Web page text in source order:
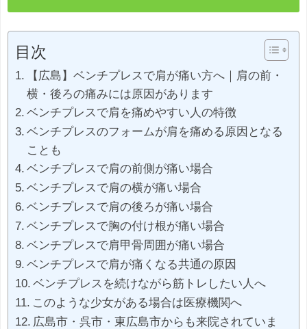
目次
【広島】ベンチプレスで肩が痛い方へ｜肩の前・
横・後ろの痛みには原因があります
ベンチプレスで肩を痛めやすい人の特徴
ベンチプレスのフォームが肩を痛める原因となる
ことも
ベンチプレスで肩の前側が痛い場合
ベンチプレスで肩の横が痛い場合
ベンチプレスで肩の後ろが痛い場合
ベンチプレスで胸の付け根が痛い場合
ベンチプレスで肩甲骨周囲が痛い場合
ベンチプレスで肩が痛くなる共通の原因
ベンチプレスを続けながら筋トレしたい人へ
このような少女がある場合は医療機関へ
広島市・呉市・東広島市からも来院されていま